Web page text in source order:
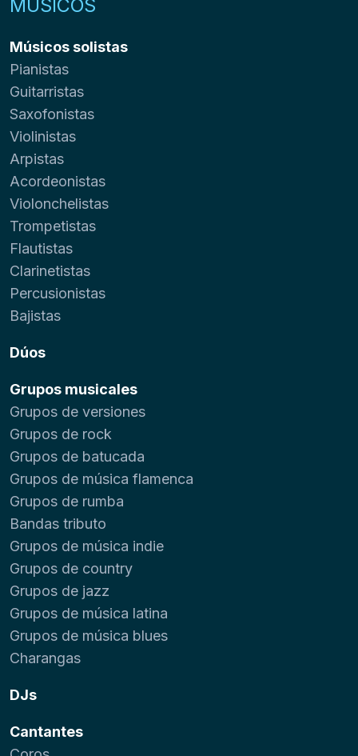
MÚSICOS
Músicos solistas
Pianistas
Guitarristas
Saxofonistas
Violinistas
Arpistas
Acordeonistas
Violonchelistas
Trompetistas
Flautistas
Clarinetistas
Percusionistas
Bajistas
Dúos
Grupos musicales
Grupos de versiones
Grupos de rock
Grupos de batucada
Grupos de música flamenca
Grupos de rumba
Bandas tributo
Grupos de música indie
Grupos de country
Grupos de jazz
Grupos de música latina
Grupos de música blues
Charangas
DJs
Cantantes